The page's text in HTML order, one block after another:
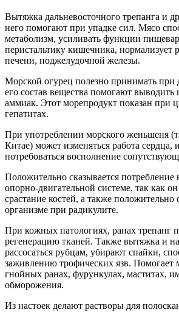
Вытяжка дальневосточного трепанга и
него помогают при упадке сил. Мясо
метаболизм, усиливать функции
перистальтику кишечника, нормализует
печени, поджелудочной железы.
Морской огурец полезно принимать при
его состав вещества помогают выводить
аммиак. Этот морепродукт показан при
гепатитах.
При употреблении морского женьшеня
Китае) может изменяться работа сердца,
потребоваться восполнение
Положительно сказывается потребление
опорно-двигательной системе, так как
срастание костей, а также положительно
организме при радикулите.
При кожных патологиях, ранах трепанг
регенерацию тканей. Также вытяжка и
рассосаться рубцам, убирают спайки,
заживлению трофических язв. Помогает
гнойных ранах, фурункулах, маститах,
обморожения.
Из настоек делают растворы для